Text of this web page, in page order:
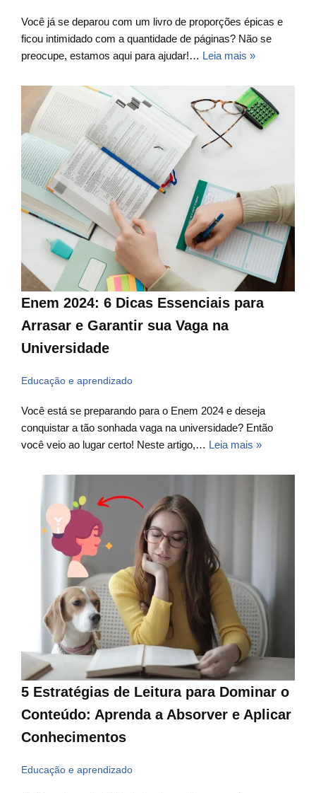
Você já se deparou com um livro de proporções épicas e
ficou intimidado com a quantidade de páginas? Não se
preocupe, estamos aqui para ajudar!… Leia mais »
Enem 2024: 6 Dicas Essenciais para
Arrasar e Garantir sua Vaga na
Universidade
Educação e aprendizado
Você está se preparando para o Enem 2024 e deseja
conquistar a tão sonhada vaga na universidade? Então
você veio ao lugar certo! Neste artigo,… Leia mais »
5 Estratégias de Leitura para Dominar o
Conteúdo: Aprenda a Absorver e Aplicar
Conhecimentos
Educação e aprendizado